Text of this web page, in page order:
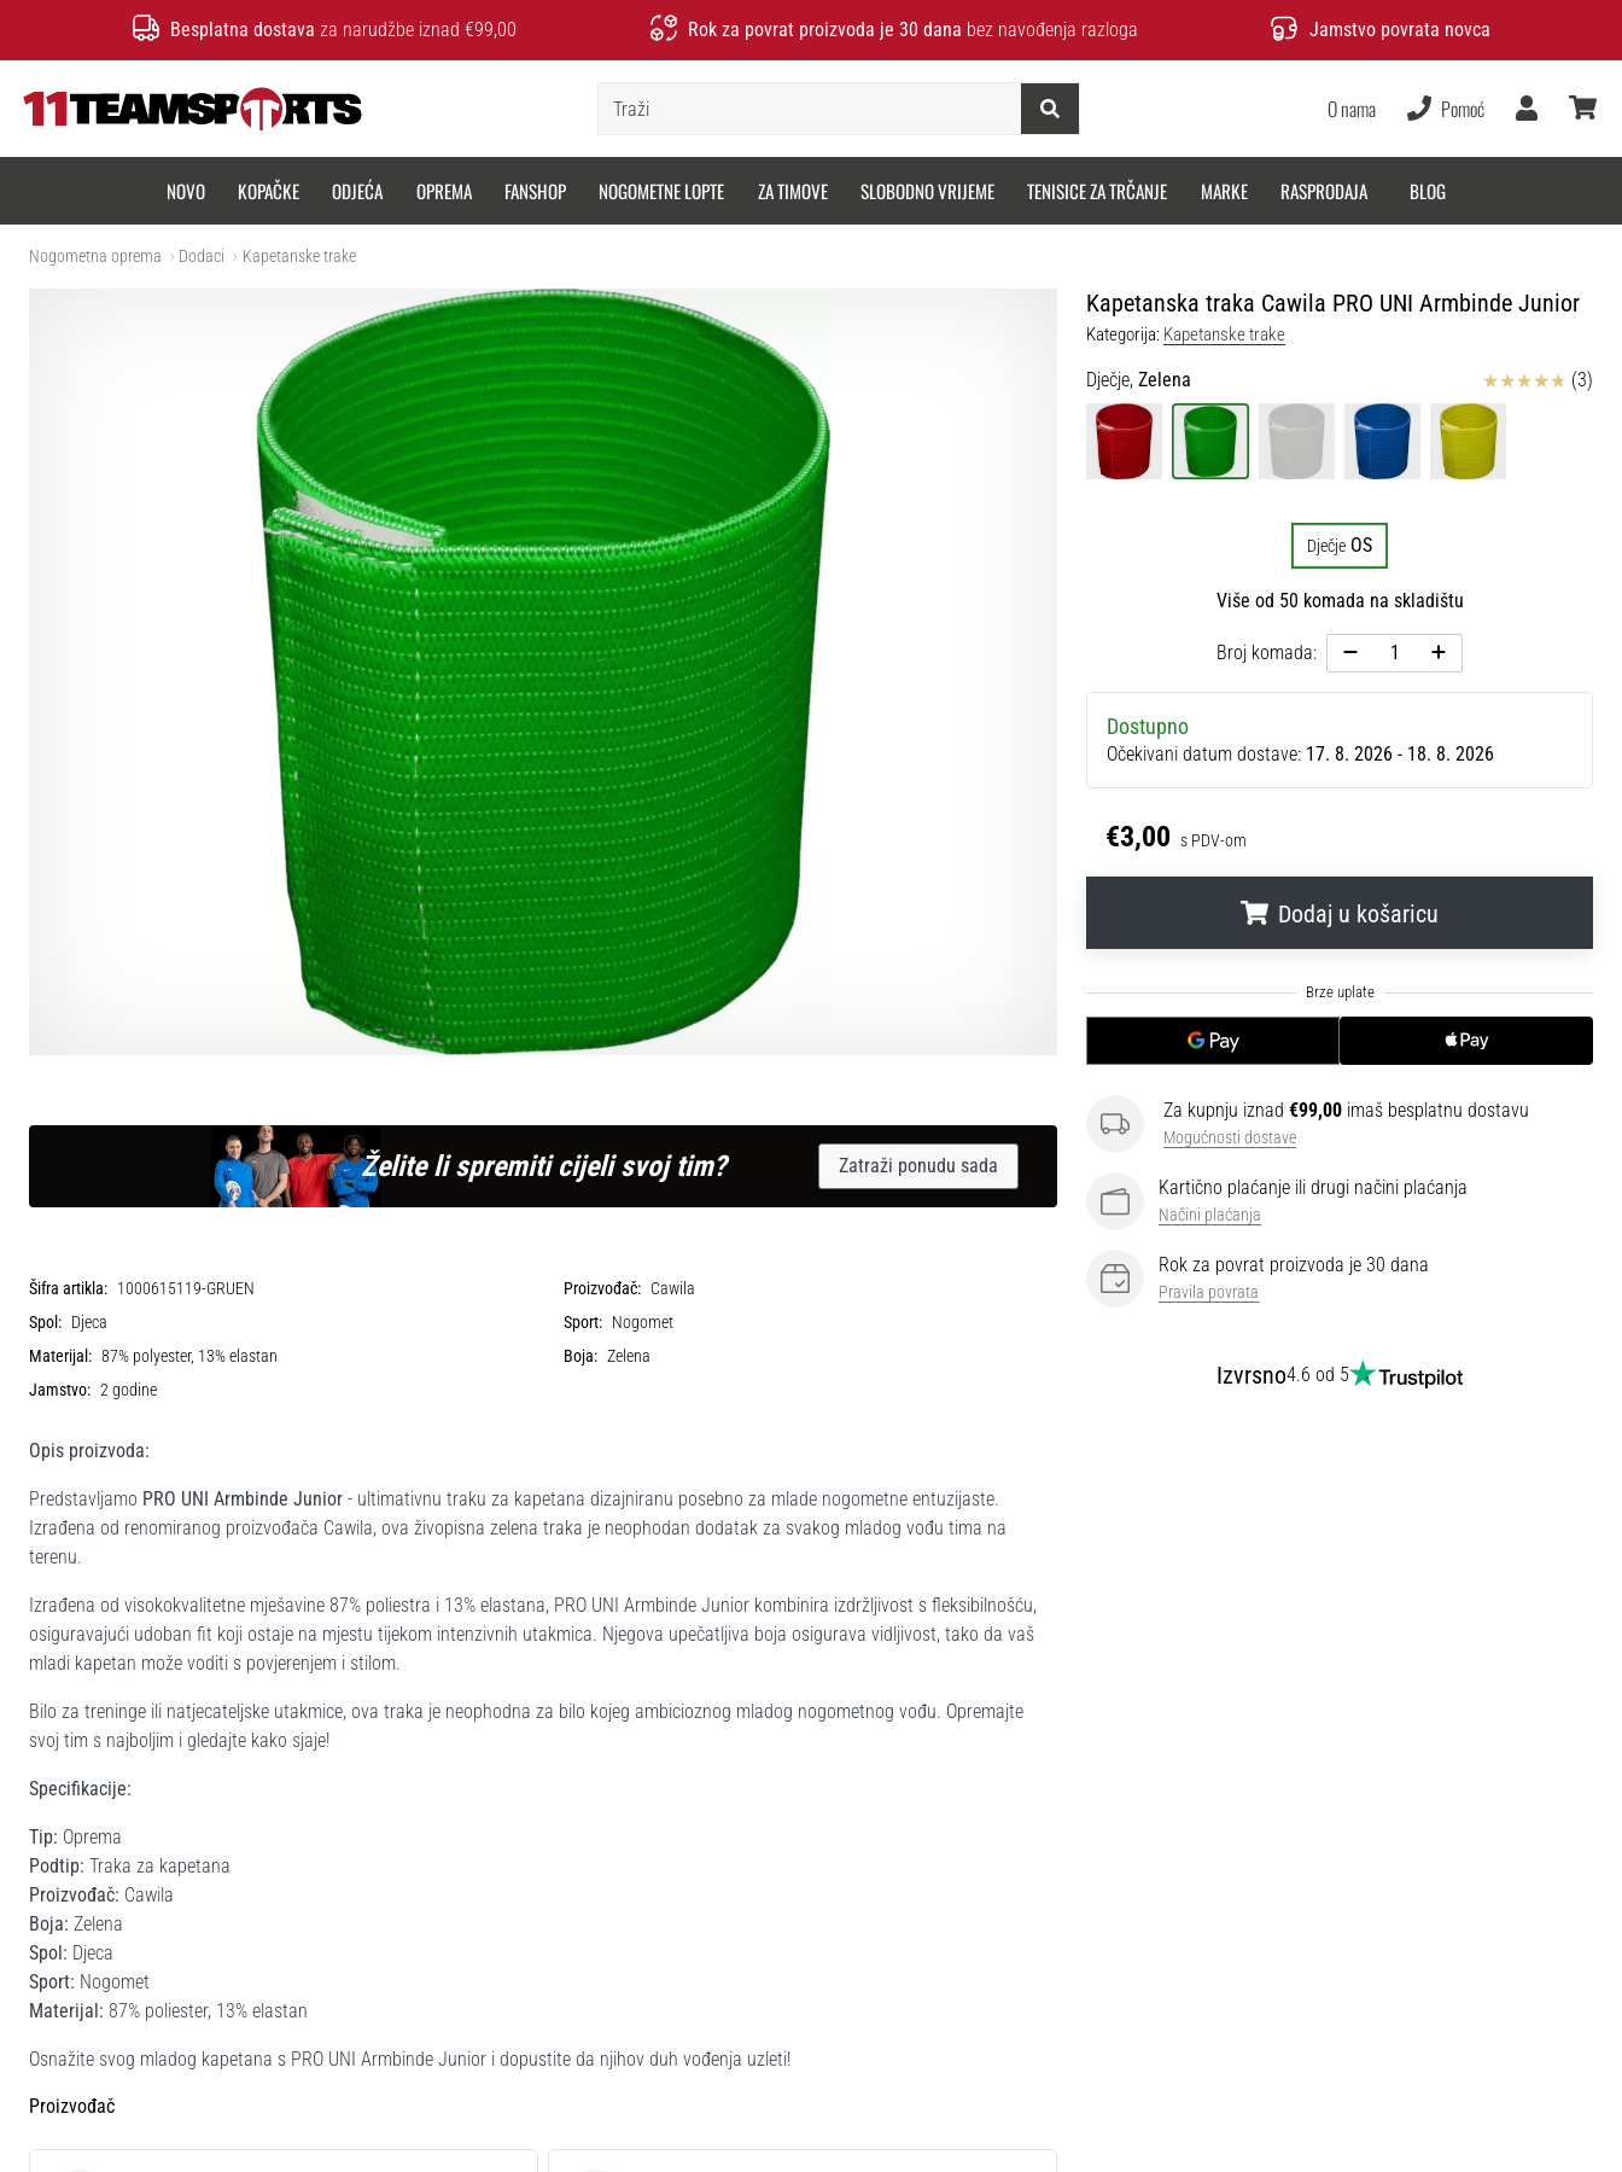
Besplatna dostava za narudžbe iznad €99,00 Rok za povrat proizvoda je 30 dana bez navođenja razloga Jamstvo povrata novca
O nama Pomoć
Korisnik
NOVO KOPAČKE ODJEĆA OPREMA FANSHOP NOGOMETNE LOPTE ZA TIMOVE SLOBODNO VRIJEME TENISICE ZA TRČANJE MARKE RASPRODAJA BLOG
Nogometna oprema Dodaci Kapetanske trake
Kapetanska traka Cawila PRO UNI Armbinde Junior
Kategorija: Kapetanske trake
Dječje, Zelena Ocjena proizvoda
(3)
Dječje OS
Više od 50 komada na skladištu
Broj komada:
Dostupno
Očekivani datum dostave: 17. 8. 2026 - 18. 8. 2026
€3,00 s PDV-om
Dodaj u košaricu
Za kupnju iznad €99,00 imaš besplatnu dostavu
Mogućnosti dostave
Kartično plaćanje ili drugi načini plaćanja
Načini plaćanja
Rok za povrat proizvoda je 30 dana
Pravila povrata
Izvrsno4.6 od 5
Želite li spremiti cijeli svoj tim? Zatraži ponudu sada
Šifra artikla: 1000615119-GRUEN Proizvođač: Cawila
Spol: Djeca Sport: Nogomet
Materijal: 87% polyester, 13% elastan Boja: Zelena
Jamstvo: 2 godine
Opis proizvoda:
Predstavljamo PRO UNI Armbinde Junior - ultimativnu traku za kapetana dizajniranu posebno za mlade nogometne entuzijaste.
Izrađena od renomiranog proizvođača Cawila, ova živopisna zelena traka je neophodan dodatak za svakog mladog vođu tima na
terenu.
Izrađena od visokokvalitetne mješavine 87% poliestra i 13% elastana, PRO UNI Armbinde Junior kombinira izdržljivost s fleksibilnošću,
osiguravajući udoban fit koji ostaje na mjestu tijekom intenzivnih utakmica. Njegova upečatljiva boja osigurava vidljivost, tako da vaš
mladi kapetan može voditi s povjerenjem i stilom.
Bilo za treninge ili natjecateljske utakmice, ova traka je neophodna za bilo kojeg ambicioznog mladog nogometnog vođu. Opremajte
svoj tim s najboljim i gledajte kako sjaje!
Specifikacije:
Tip: Oprema
Podtip: Traka za kapetana
Proizvođač: Cawila
Boja: Zelena
Spol: Djeca
Sport: Nogomet
Materijal: 87% poliester, 13% elastan
Osnažite svog mladog kapetana s PRO UNI Armbinde Junior i dopustite da njihov duh vođenja uzleti!
Proizvođač